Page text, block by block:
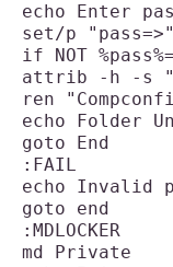
echo Enter
set/p "pass=>"
if NOT
attrib -h -s
ren
echo Folder
goto End
:FAIL
echo Invalid
goto end
:MDLOCKER
md Private